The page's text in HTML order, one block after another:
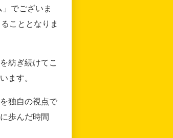
でございま
こととなりま
紡ぎ続けてこ
ます。
独自の視点で
歩んだ時間